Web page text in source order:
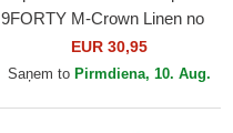
9FORTY M-Crown Linen no
New York Yankees MLB no
New Era
EUR 30,95
Saņem to Pirmdiena, 10. Aug.